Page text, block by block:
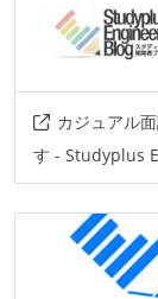
カジュアル
す - Studyplus